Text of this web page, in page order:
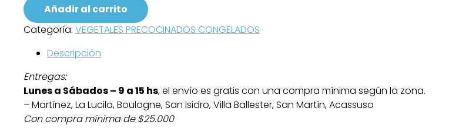
Añadir al carrito
Categoría: VEGETALES PRECOCINADOS CONGELADOS
Descripción
Entregas:
Lunes a Sábados – 9 a 15 hs, el envío es gratis con una compra mínima según la zona.
– Martínez, La Lucila, Boulogne, San Isidro, Villa Ballester, San Martín, Acassuso
Con compra mínima de $25.000